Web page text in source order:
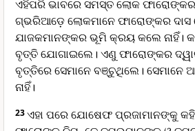
ଏହିପରି ଭାବରେ ସମସ୍ତ ଲୋକ ଫାରୋଙ୍କର
ଗ୍ଭରିଆଡ଼େ ଲୋକମାନେ ଫାରୋଙ୍କର ଦାସ
ଯାଜକମାନଙ୍କର ଭୂମି କ୍ରୟ କଲେ ନାହିଁ।
ବୃତ୍ତି ଯୋଗାଇଲେ। ଏଣୁ ଫାରୋଙ୍କର
ବୃତ୍ତିରେ ସେମାନେ ବଞ୍ଚୁଥିଲେ।
ନାହିଁ।
23ଏହା ପରେ ଯୋଷେଫ ପ୍ରଜାମାନଙ୍କୁ